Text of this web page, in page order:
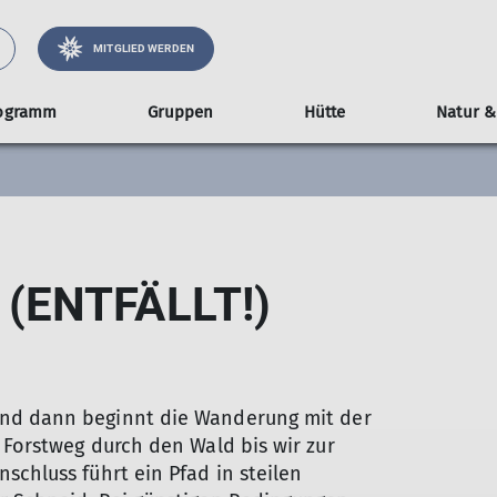
MITGLIED WERDEN
Satzung Geschichte
Alpine Disziplinen
Hochtouren
Klettersteige
Veranstaltungen
Gruppen
mit Kindern
Familien
Wochentagswanderer
Hütte
Belegungsplan
Natur
Ausrüstungsverleih Karten,
dann beginnt die Wanderung mit der
durch den Wald bis wir zur
führt ein Pfad in steilen